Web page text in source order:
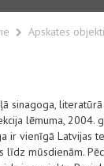
Apskates objekti
sinagoga,
lēmuma, 2004.
ir vienīgā Latvijas
līdz mūsdienām.